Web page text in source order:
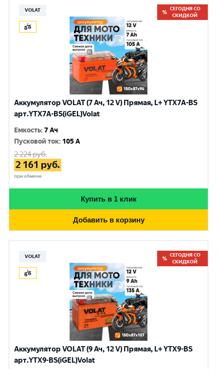
VOLAT
СЕГОДНЯ СО
СКИДКОЙ
Аккумулятор VOLAT (7 Ач, 12 V) Прямая, L+ YTX7A-BS
арт.YTX7A-BS(iGEL)Volat
Емкость:7 Ач
Пусковой ток: 105 A
2 224руб.
2 161 руб.
при обмене
Купить в 1 клик
Добавить в корзину
VOLAT
СЕГОДНЯ СО
СКИДКОЙ
Аккумулятор VOLAT (9 Ач, 12 V) Прямая, L+ YTX9-BS
арт.YTX9-BS(iGEL)Volat